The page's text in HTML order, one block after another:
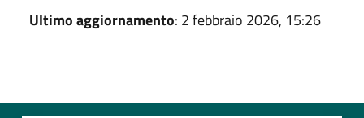
Ultimo aggiornamento: 2 febbraio 2026, 15:26